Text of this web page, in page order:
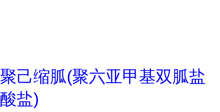
聚己缩胍(聚六亚甲基双胍盐
酸盐)